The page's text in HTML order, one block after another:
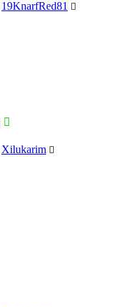
19KnarfRed81
Xilukarim